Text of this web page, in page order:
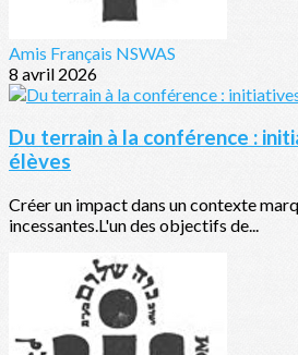
Amis Français NSWAS
8 avril 2026
Du terrain à la conférence :
élèves
Créer un impact dans un contexte
incessantes.L'un des objectifs de...